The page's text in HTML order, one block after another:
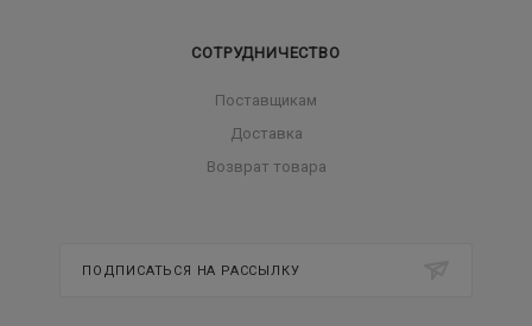
СОТРУДНИЧЕСТВО
Поставщикам
Доставка
Возврат товара
ПОДПИСАТЬСЯ НА РАССЫЛКУ